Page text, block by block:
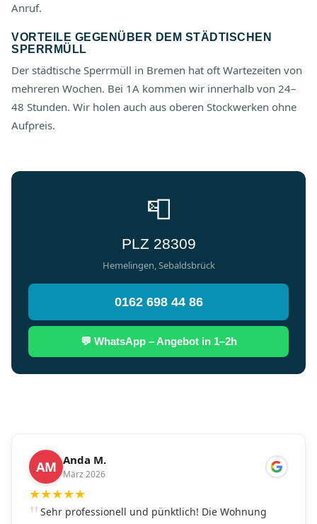
Anruf.
VORTEILE GEGENÜBER DEM STÄDTISCHEN
SPERRMÜLL
Der städtische Sperrmüll in Bremen hat oft Wartezeiten von
mehreren Wochen. Bei 1A kommen wir innerhalb von 24–
48 Stunden. Wir holen auch aus oberen Stockwerken ohne
Aufpreis.
📮
PLZ 28309
Hemelingen, Sebaldsbrück
0162 698 44 86
💬 WhatsApp – Angebot in 1–2h
AM Anda M.
März 2026
★★★★★
Sehr professionell und pünktlich! Die Wohnung